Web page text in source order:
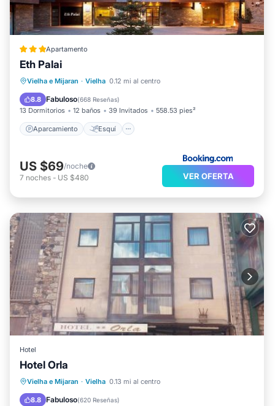
Apartamento
Eth Palai
Vielha e Mijaran · Vielha 0.12 mi al centro
8.8 Fabuloso(668 Reseñas)
13 Dormitorios 12 baños 39 Invitados 558.53 pies²
Aparcamiento Esquí
Aparcamiento Esquí
Apto para niños
US $69/noche
7 noches - US $480 VER OFERTA
Hotel
Hotel Orla
Vielha e Mijaran · Vielha 0.13 mi al centro
8.8 Fabuloso(620 Reseñas)
Esquí Internet
Accesibilidad
TV